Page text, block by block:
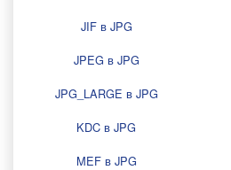
JIF в JPG
JPEG в JPG
JPG_LARGE в JPG
KDC в JPG
MEF в JPG